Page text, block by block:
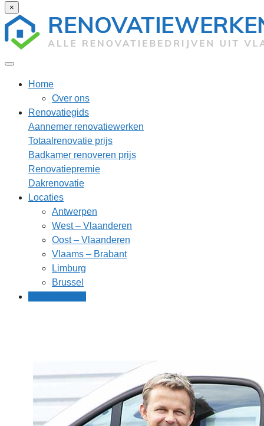
×
Home
Over ons
Renovatiegids
Aannemer renovatiewerken
Totaalrenovatie prijs
Badkamer renoveren prijs
Renovatiepremie
Dakrenovatie
Locaties
Antwerpen
West – Vlaanderen
Oost – Vlaanderen
Vlaams – Brabant
Limburg
Brussel